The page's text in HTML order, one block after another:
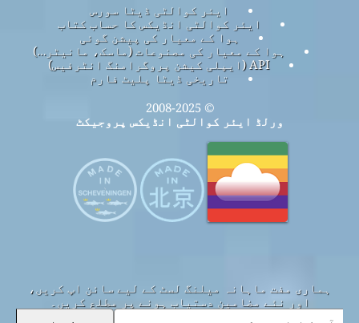
ایئر کوالٹی ڈیٹا سورس
ایئر کوالٹی انڈیکس کا حساب کتاب
ہوا کے معیار کی پیشن گوئی
ہوا کے معیار کی مصنوعات (ماسک، مانیٹر…)
API (ایپلی کیشن پروگرامنگ انٹرفیس)
تاریخی ڈیٹا پلیٹ فارم
© 2008-2025
ورلڈ ایئر کوالٹی انڈیکس پروجیکٹ
ہماری مفت ماہانہ میلنگ لسٹ کے لیے سائن اپ کریں،
اور نئے مضامین دستیاب ہونے پر مطلع کریں۔